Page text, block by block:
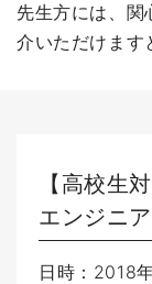
先生方には、関
介いただけます
【高校生
エンジニ
日時：2018